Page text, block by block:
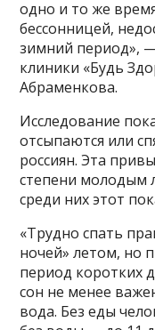
одно и то же
бессонницей,
зимний период»,
клиники «Будь
Абраменкова.
Исследование
отсыпаются или
россиян. Эта
степени молодым
среди них этот
«Трудно спать
ночей» летом, но
период коротких
сон не менее
вода. Без еды